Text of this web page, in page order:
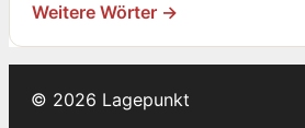
Weitere Wörter →
© 2026 Lagepunkt